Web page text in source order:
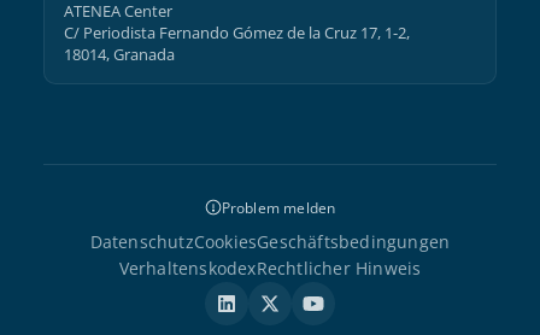
ATENEA Center
C/ Periodista Fernando Gómez de la Cruz 17, 1-2,
18014, Granada
Problem melden
DatenschutzCookiesGeschäftsbedingungen
VerhaltenskodexRechtlicher Hinweis